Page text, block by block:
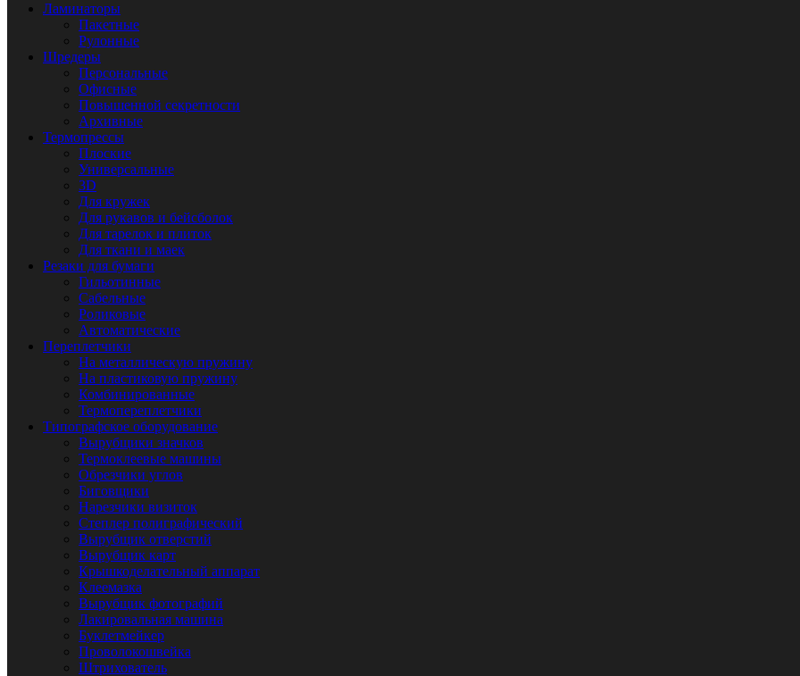
Ламинаторы
Пакетные
Рулонные
Шредеры
Персональные
Офисные
Повышенной секретности
Архивные
Термопрессы
Плоские
Универсальные
3D
Для кружек
Для рукавов и бейсболок
Для тарелок и плиток
Для ткани и маек
Резаки для бумаги
Гильотинные
Сабельные
Роликовые
Автоматические
Переплетчики
На металлическую пружину
На пластиковую пружину
Комбинированные
Термопереплетчики
Типографское оборудование
Вырубщики значков
Термоклеевые машины
Обрезчики углов
Биговщики
Нарезчики визиток
Степлер полиграфический
Вырубщик отверстий
Вырубщик карт
Крышкоделательный аппарат
Клеемазка
Вырубщик фотографий
Лакировальная машина
Буклетмейкер
Проволокошвейка
Штрихователь